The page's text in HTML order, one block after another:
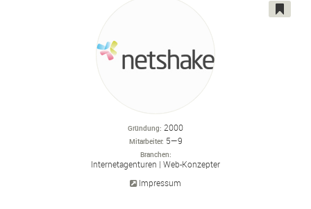
Gründung 2000
Mitarbeiter 5—9
Branchen
Internetagenturen Web-Konzepter
Impressum